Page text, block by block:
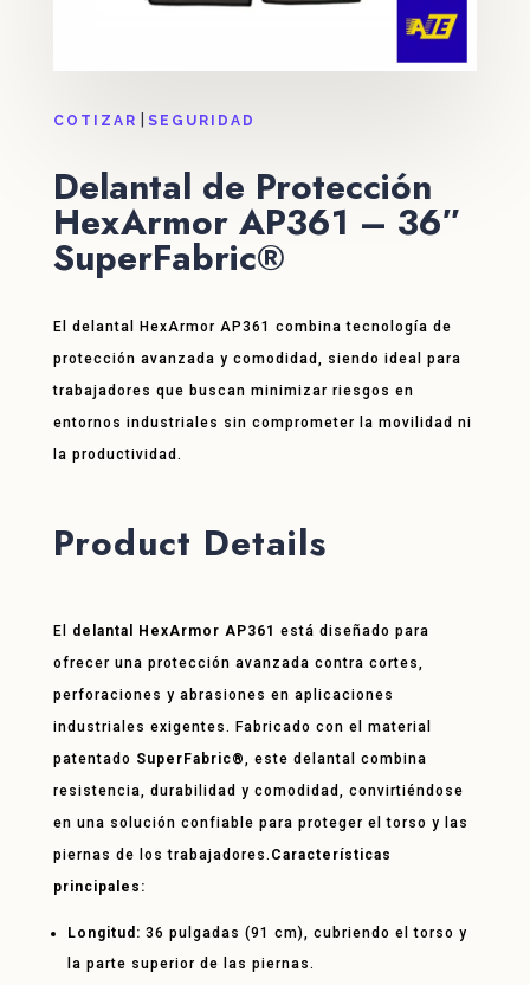
COTIZAR SEGURIDAD
Delantal de Protección
HexArmor AP361 – 36″
SuperFabric®
El delantal HexArmor AP361 combina tecnología de
protección avanzada y comodidad, siendo ideal para
trabajadores que buscan minimizar riesgos en
entornos industriales sin comprometer la movilidad ni
la productividad.
Product Details
El delantal HexArmor AP361 está diseñado para
ofrecer una protección avanzada contra cortes,
perforaciones y abrasiones en aplicaciones
industriales exigentes. Fabricado con el material
patentado SuperFabric®, este delantal combina
resistencia, durabilidad y comodidad, convirtiéndose
en una solución confiable para proteger el torso y las
piernas de los trabajadores. Características
principales:
Longitud: 36 pulgadas (91 cm), cubriendo el torso y
la parte superior de las piernas.